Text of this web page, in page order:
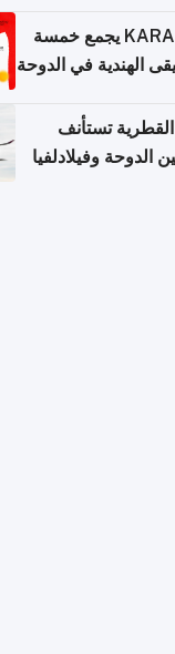
حفل KARAKK 2026 يجمع خمسة
الهندية في الدوحة
تستأنف
الدوحة وفيلادلفيا